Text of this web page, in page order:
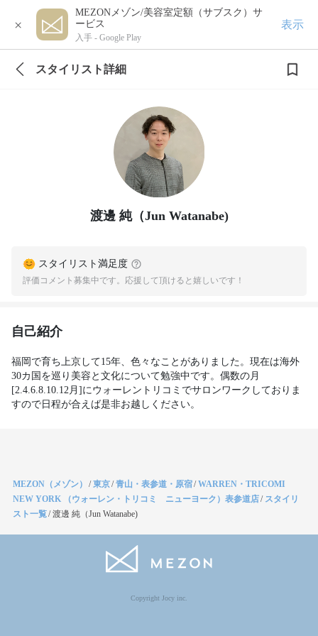
×
MEZONメゾン/美容室定額（サブスク）サ
ービス
入手 - Google Play
表示
スタイリスト詳細
渡邊 純（Jun Watanabe)
スタイリスト満足度
評価コメント募集中です。応援して頂けると嬉しいです！
自己紹介
福岡で育ち上京して15年、色々なことがありました。現在は海外
30カ国を巡り美容と文化について勉強中です。偶数の月
[2.4.6.8.10.12月]にウォーレントリコミでサロンワークしておりま
すので日程が合えば是非お越しください。
MEZON（メゾン） /東京/青山・表参道・原宿/WARREN・TRICOMI
NEW YORK （ウォーレン・トリコミ ニューヨーク）表参道店/ スタイリ
スト一覧/渡邊 純（Jun Watanabe)
Copyright Jocy inc.